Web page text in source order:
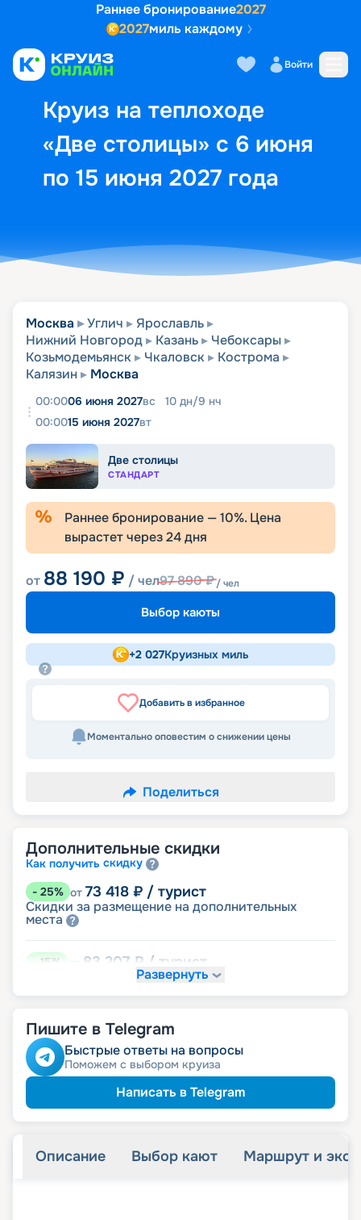
Раннее бронирование2027
2027миль каждому
Войти
Круиз на теплоходе
«Две столицы» с 6 июня
по 15 июня 2027 года
Выбор кают Маршрут и
Москва Углич
Ярославль
Нижний Новгород
Казань
Чебоксары
Козьмодемьянск
Чкаловск
Кострома
Калязин
Москва
00:0006 июня 2027вс 10 дн/9 нч
00:0015 июня 2027вт
Две столицы
СТАНДАРТ
Раннее бронирование —10%. Цена
вырастет через24дня
от 88 190 ₽ / чел97 890₽/ чел
Выбор каюты
+2 027Круизных миль
Добавить в избранное
Моментально оповестим о снижении цены
Поделиться
Дополнительные скидки
Как получить скидку
- 25% от 73 418 ₽ / турист
Скидки за размещение на дополнительных
места
15% 83 207 ₽ / турист
92 996
Скидкаименинникам
Скидкапенсионерам
Развернуть
Пишите в Telegram
Быстрые ответы на вопросы
Поможем с выбором круиза
Написать в Telegram
Описание Выбор кают Маршрут и